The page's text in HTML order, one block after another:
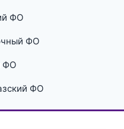
ФО
ФО
ФО
ФО